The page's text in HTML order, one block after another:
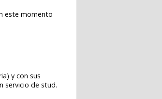
este momento
y con sus
servicio de stud.